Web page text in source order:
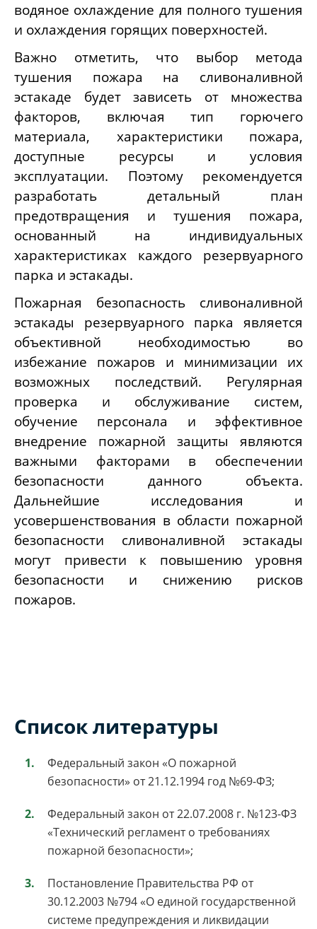
водяное охлаждение для полного тушения
и охлаждения горящих поверхностей.
Важно отметить, что выбор метода
тушения пожара на сливоналивной
эстакаде будет зависеть от множества
факторов, включая тип горючего
материала, характеристики пожара,
доступные ресурсы и условия
эксплуатации. Поэтому рекомендуется
разработать детальный план
предотвращения и тушения пожара,
основанный на индивидуальных
характеристиках каждого резервуарного
парка и эстакады.
Пожарная безопасность сливоналивной
эстакады резервуарного парка является
объективной необходимостью во
избежание пожаров и минимизации их
возможных последствий. Регулярная
проверка и обслуживание систем,
обучение персонала и эффективное
внедрение пожарной защиты являются
важными факторами в обеспечении
безопасности данного объекта.
Дальнейшие исследования и
усовершенствования в области пожарной
безопасности сливоналивной эстакады
могут привести к повышению уровня
безопасности и снижению рисков
пожаров.
Список литературы
Федеральный закон «О пожарной
безопасности» от 21.12.1994 год №69-ФЗ;
Федеральный закон от 22.07.2008 г. №123-ФЗ
«Технический регламент о требованиях
пожарной безопасности»;
Постановление Правительства РФ от
30.12.2003 №794 «О единой государственной
системе предупреждения и ликвидации